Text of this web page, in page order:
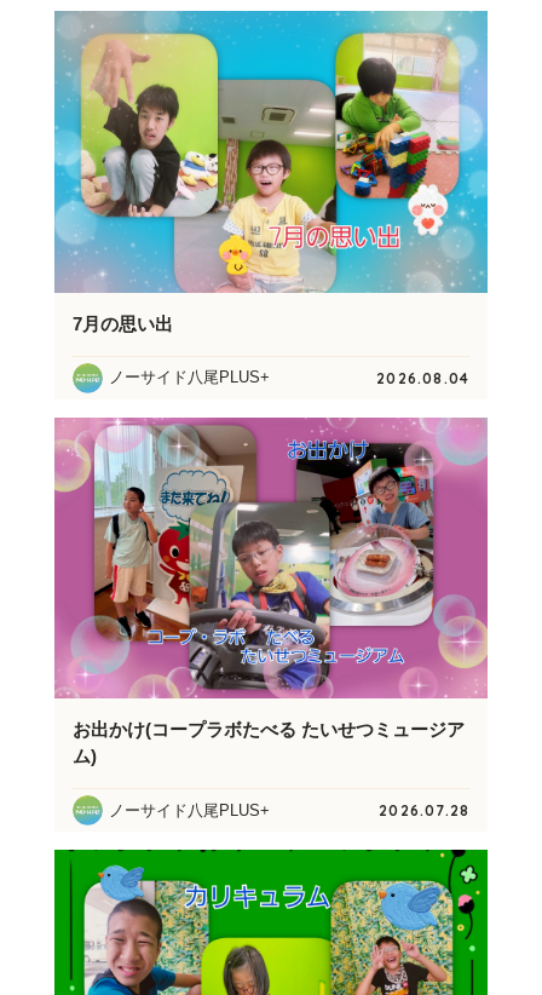
7月の思い出
ノーサイド八尾PLUS+ 2026.08.04
お出かけ(コープラボたべる たいせつミュージア
ム)
ノーサイド八尾PLUS+ 2026.07.28